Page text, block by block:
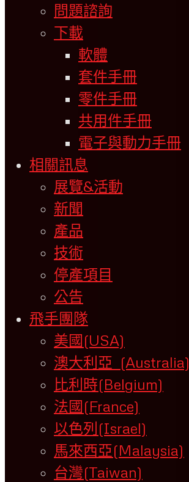
問題諮詢
下載
軟體
套件手冊
零件手冊
共用件手冊
電子與動力手冊
相關訊息
展覽&活動
新聞
產品
技術
停產項目
公告
飛手團隊
美國(USA)
澳大利亞 (Australia)
比利時(Belgium)
法國(France)
以色列(Israel)
馬來西亞(Malaysia)
台灣(Taiwan)